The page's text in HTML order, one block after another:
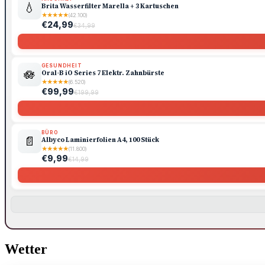
💧 Brita Wasserfilter Marella + 3 Kartuschen
★★★★★(42.100)
€24,99€34,99
🪷
GESUNDHEIT
Oral-B iO Series 7 Elektr. Zahnbürste
★★★★★(6.520)
€99,99€199,99
📄
BÜRO
Albyco Laminierfolien A4, 100 Stück
★★★★★(11.800)
€9,99€14,99
Wetter